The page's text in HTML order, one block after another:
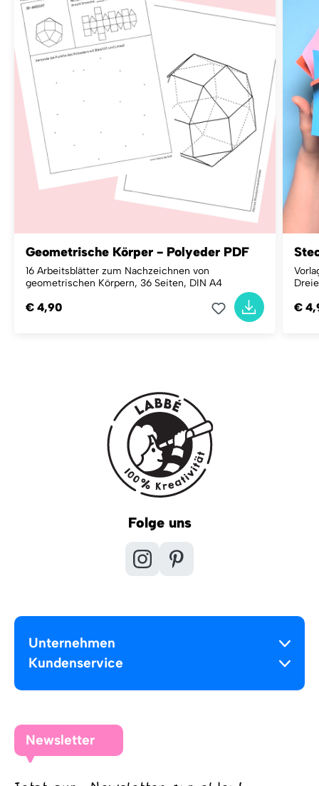
Geometrische Körper - Polyeder PDF
16 Arbeitsblätter zum Nachzeichnen von
geometrischen Körpern, 36 Seiten, DIN A4
€ 4,90 €
Folge uns
Unternehmen
Kundenservice
Newsletter